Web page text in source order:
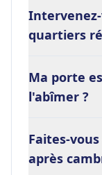
quartiers
Ma porte
l'abîmer ?
Faites-
après